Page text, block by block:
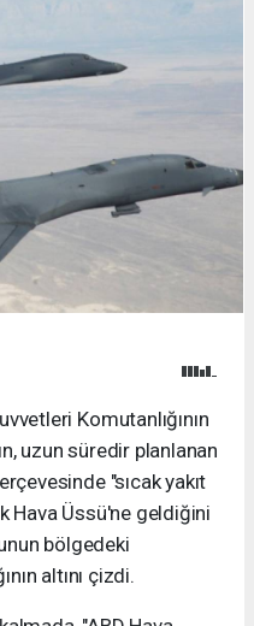
Komutanlığının
uzun süredir planlanan
"sıcak yakıt
Hava Üssü'ne geldiğini
bölgedeki
altını çizdi.